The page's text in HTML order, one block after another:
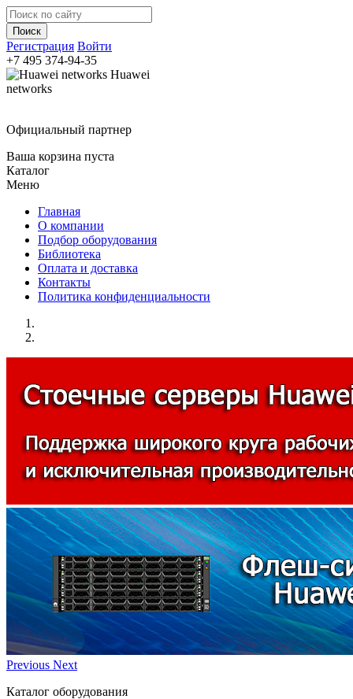
Регистрация Войти
+7 495 374-94-35
Huawei
networks
Официальный партнер
Ваша корзина пуста
Каталог
Меню
Главная
О компании
Подбор оборудования
Библиотека
Оплата и доставка
Контакты
Политика конфиденциальности
Previous Next
Каталог оборудования